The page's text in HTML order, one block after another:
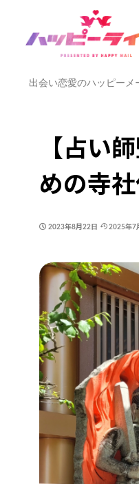
出会い恋愛のハッピーメ
【占い
めの寺
2023年8月22日 2025年7